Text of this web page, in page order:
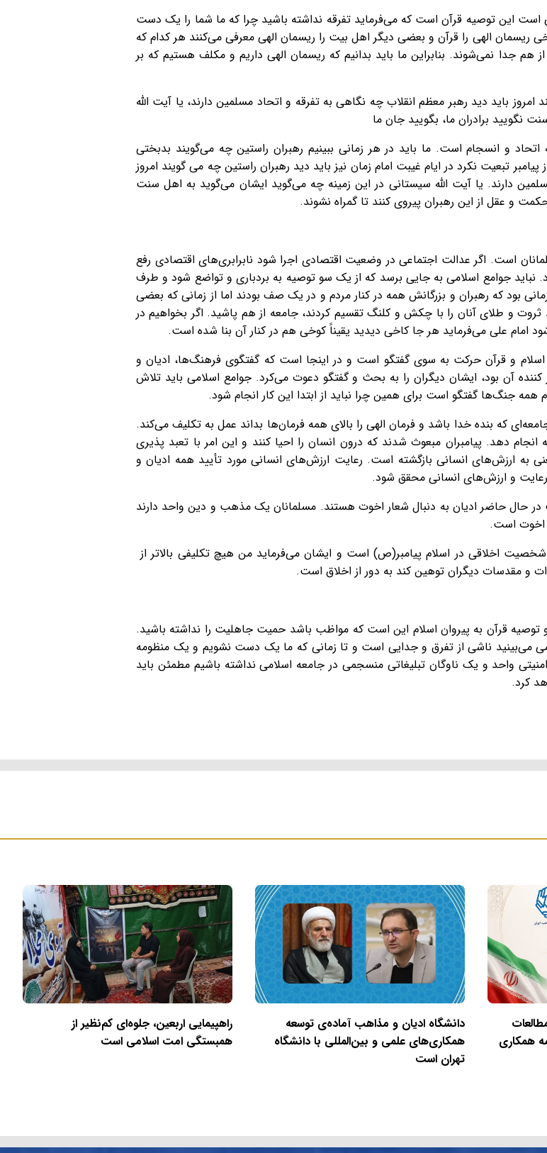
است این توصیه قرآن است که می‌فرماید تفرقه نداشته باشید چرا که ما شما را یک دست
ریسمان الهی را قرآن و بعضی دیگر اهل بیت را ریسمان الهی معرفی می‌کنند هر کدام که
هم جدا نمی‌شوند. بنابراین ما باید بدانیم که ریسمان الهی داریم و مکلف هستیم که بر
باید دید رهبر معظم انقلاب چه نگاهی به تفرقه و اتحاد مسلمین دارند، یا آیت الله
نگویید برادران ما، بگویید جان ما
اتحاد و انسجام است. ما باید در هر زمانی ببینیم رهبران راستین چه می‌گویند بدبختی
تبعیت نکرد در ایام غیبت امام زمان نیز باید دید رهبران راستین چه می گویند امروز
دارند. یا آیت الله سیستانی در این زمینه چه می‌گوید ایشان می‌گوید به اهل سنت
و عقل از این رهبران پیروی کنند تا گمراه نشوند.
است. اگر عدالت اجتماعی در وضعیت اقتصادی اجرا شود نابرابری‌های اقتصادی رفع
جوامع اسلامی به جایی برسد که از یک سو توصیه به بردباری و تواضع شود و طرف
بود که رهبران و بزرگانش همه در کنار مردم و در یک صف بودند اما از زمانی که بعضی
ثروت و طلای آنان را با چکش و کلنگ تقسیم کردند، جامعه از هم پاشید. اگر بخواهیم در
امام علی می‌فرماید هر جا کاخی دیدید یقیناً کوخی هم در کنار آن بنا شده است.
و قرآن حرکت به سوی گفتگو است و در اینجا است که گفتگوی فرهنگ‌ها، ادیان و
آن بود، ایشان دیگران را به بحث و گفتگو دعوت می‌کرد. جوامع اسلامی باید تلاش
جنگ‌ها گفتگو است برای همین چرا نباید از ابتدا این کار انجام شود.
که بنده خدا باشد و فرمان الهی را بالای همه فرمان‌ها بداند عمل به تکلیف می‌کند.
دهد. پیامبران مبعوث شدند که درون انسان را احیا کنند و این امر با تعبد پذیری
ارزش‌های انسانی بازگشته است. رعایت ارزش‌های انسانی مورد تأیید همه ادیان و
و ارزش‌های انسانی محقق شود.
حال حاضر ادیان به دنبال شعار اخوت هستند. مسلمانان یک مذهب و دین واحد دارند
اخوت است.
اخلاقی در اسلام پیامبر(ص) است و ایشان می‌فرماید من هیچ تکلیفی بالاتر از
و مقدسات دیگران توهین کند به دور از اخلاق است.
قرآن به پیروان اسلام این است که مواظب باشد حمیت جاهلیت را نداشته باشید.
می‌بینید ناشی از تفرق و جدایی است و تا زمانی که ما یک دست نشویم و یک منظومه
واحد و یک ناوگان تبلیغاتی منسجمی در جامعه اسلامی نداشته باشیم مطمئن باید
کرد.
همکاری
دانشگاه ادیان و مذاهب آماده‌ی توسعه
همکاری‌های علمی و بین‌المللی با دانشگاه
تهران است
راهپیمایی اربعین، جلوه‌ای کم‌نظیر از
همبستگی امت اسلامی است